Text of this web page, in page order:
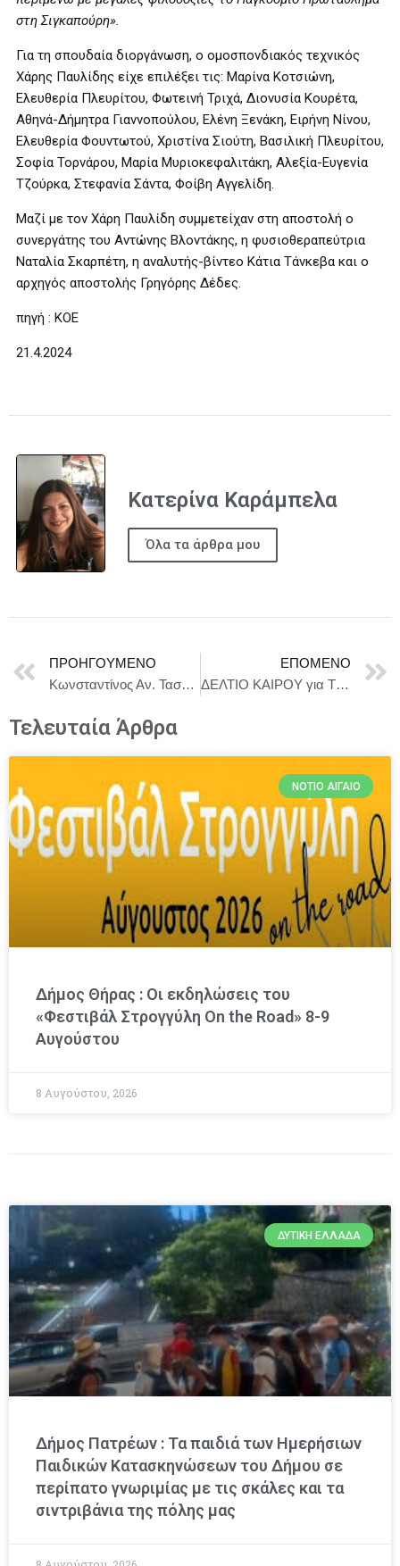
στη Σιγκαπούρη».
Για τη σπουδαία διοργάνωση, ο ομοσπονδιακός τεχνικός
Χάρης Παυλίδης είχε επιλέξει τις: Μαρίνα Κοτσιώνη,
Ελευθερία Πλευρίτου, Φωτεινή Τριχά, Διονυσία Κουρέτα,
Αθηνά-Δήμητρα Γιαννοπούλου, Ελένη Ξενάκη, Ειρήνη Νίνου,
Ελευθερία Φουντωτού, Χριστίνα Σιούτη, Βασιλική Πλευρίτου,
Σοφία Τορνάρου, Μαρία Μυριοκεφαλιτάκη, Αλεξία-Ευγενία
Τζούρκα, Στεφανία Σάντα, Φοίβη Αγγελίδη.
Μαζί με τον Χάρη Παυλίδη συμμετείχαν στη αποστολή ο
συνεργάτης του Αντώνης Βλοντάκης, η φυσιοθεραπεύτρια
Ναταλία Σκαρπέτη, η αναλυτής-βίντεο Κάτια Τάνκεβα και ο
αρχηγός αποστολής Γρηγόρης Δέδες.
πηγή : ΚΟΕ
21.4.2024
Κατερίνα Καράμπελα
Όλα τα άρθρα μου
ΠΡΟΗΓΟΎΜΕΝΟ
Κωνσταντίνος Αν. Τασούλας : Όλοι πια το διδάχθηκαν και το ξέρουν πως στις δικτατορικές καταστάσεις η αρχή μπορεί να μοιάζει εύκολη
ΕΠΌΜΕΝΟ
ΔΕΛΤΙΟ ΚΑΙΡΟΥ για Τρίτη 22/4
Τελευταία Άρθρα
ΝΌΤΙΟ ΑΙΓΑΊΟ
Δήμος Θήρας : Οι εκδηλώσεις του
«Φεστιβάλ Στρογγύλη On the Road» 8-9
Αυγούστου
8 Αυγούστου, 2026
ΔΥΤΙΚΉ ΕΛΛΆΔΑ
Δήμος Πατρέων : Τα παιδιά των Ημερήσιων
Παιδικών Κατασκηνώσεων του Δήμου σε
περίπατο γνωριμίας με τις σκάλες και τα
σιντριβάνια της πόλης μας